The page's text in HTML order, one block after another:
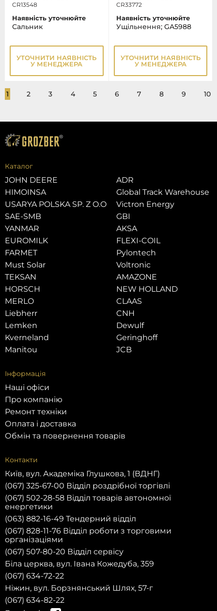
CR13548
Наявність уточнюйте
Сальник
УТОЧНИТИ НАЯВНІСТЬ
У МЕНЕДЖЕРА
CR33772
Наявність уточнюйте
Ущільнення; GA5988
УТОЧНИТИ НАЯВНІСТЬ
У МЕНЕДЖЕРА
1 2 3 4 5 6 7 8 9 10
Каталог
JOHN DEERE
HIMOINSA
USARYA POLSKA SP. Z O.O
SAE-SMB
YANMAR
EUROMILK
FARMET
Must Solar
TEKSAN
HORSCH
MERLO
Liebherr
Lemken
Kverneland
Manitou
ADR
Global Track Warehouse
Victron Energy
GBI
AKSA
FLEXI-COIL
Pylontech
Voltronic
AMAZONE
NEW HOLLAND
CLAAS
CNH
Dewulf
Geringhoff
JCB
Інформація
Наші офіси
Про компанію
Ремонт техніки
Оплата і доставка
Обмін та повернення товарів
Контакти
Київ, вул. Академіка Глушкова, 1 (ВДНГ)
(067) 325-67-00 Відділ роздрібної торгівлі
(067) 502-28-58 Відділ товарів автономної
енергетики
(063) 882-16-49 Тендерний відділ
(067) 828-11-76 Відділ роботи з торговими
організаціями
(067) 507-80-20 Відділ сервісу
Біла церква, вул. Івана Кожедуба, 359
(067) 634-72-22
Ніжин, вул. Борзнянський Шлях, 57-г
(067) 634-82-22